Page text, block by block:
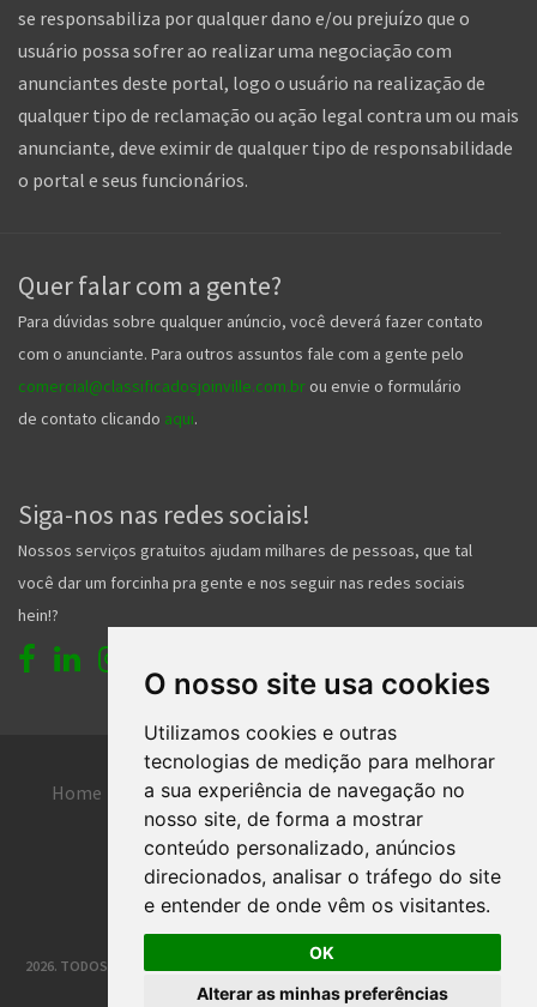
O nosso site usa cookies
Utilizamos cookies e outras
tecnologias de medição para melhorar
a sua experiência de navegação no
nosso site, de forma a mostrar
conteúdo personalizado, anúncios
direcionados, analisar o tráfego do site
e entender de onde vêm os visitantes.
OK
Alterar as minhas preferências
se responsabiliza por qualquer dano e/ou prejuízo que o
usuário possa sofrer ao realizar uma negociação com
anunciantes deste portal, logo o usuário na realização de
qualquer tipo de reclamação ou ação legal contra um ou mais
anunciante, deve eximir de qualquer tipo de responsabilidade
o portal e seus funcionários.
Quer falar com a gente?
Para dúvidas sobre qualquer anúncio, você deverá fazer contato
com o anunciante. Para outros assuntos fale com a gente pelo
comercial@classificadosjoinville.com.br ou envie o formulário
de contato clicando aqui.
Siga-nos nas redes sociais!
Nossos serviços gratuitos ajudam milhares de pessoas, que tal
você dar um forcinha pra gente e nos seguir nas redes sociais
hein!?
Home Entrar Faça seu cadastro
Contato Central de ajuda
Termos de uso Inserir anúncio grátis
2026. TODOS OS DIREITOS RESERVADOS. | DESENVOLVIMENTO E HOSPEDAGEM
CLASSIFICADOS JOINVILLE®